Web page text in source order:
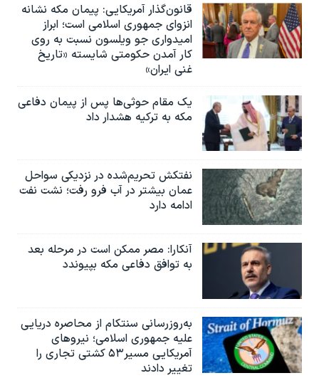
قانون‌گذار آمریکایی: پیمان مکه نشانه
انزوای جمهوری اسلامی است؛ ابراز
امیدواری جو ویلسون نسبت به روی
کار آمدن حکومتی شایسته «تاریخ
غنی ایران»
یک مقام حوثی‌ها پس از پیمان دفاعی
مکه به ترکیه هشدار داد
نفتکش تحریم‌شده در نزدیکی سواحل
عمان بیشتر در آب فرو رفت؛ نشت نفت
ادامه دارد
آنکارا: مصر ممکن است در مرحله بعد
به توافق دفاعی مکه بپیوندد
به‌روزرسانی سنتکام از محاصره دریایی
علیه جمهوری اسلامی؛ نیروهای
آمریکایی مسیر۵۳ کشتی تجاری را
تغییر دادند